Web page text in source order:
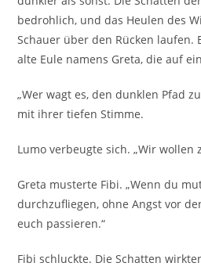
bedrohlich, und das Heulen des
Schauer über den Rücken laufen.
alte Eule namens Greta, die auf
„Wer wagt es, den dunklen Pfad
mit ihrer tiefen Stimme.
Lumo verbeugte sich. „Wir wollen
Greta musterte Fibi. „Wenn du
durchzufliegen, ohne Angst vor
euch passieren.“
Fibi schluckte. Die Schatten